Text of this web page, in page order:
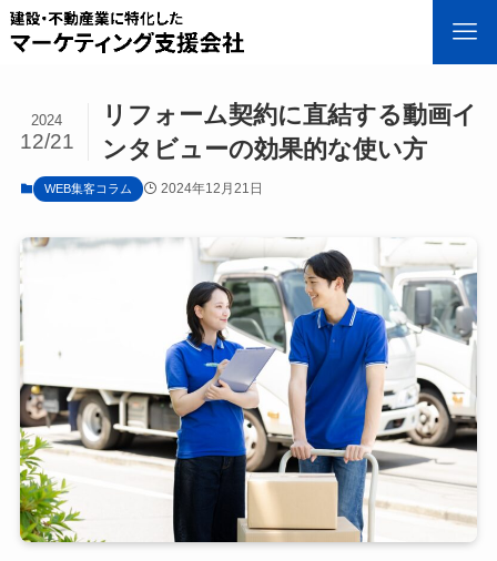
リフォーム契約に直結する動画イ
ンタビューの効果的な使い方
2024
12/21
WEB集客コラム 2024年12月21日